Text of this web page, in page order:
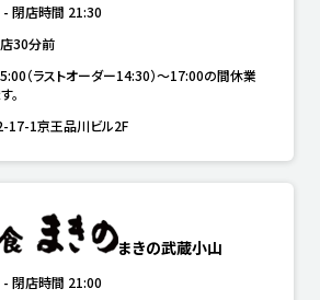
- 閉店時間 21:30
30分前
（ラストオーダー14:30）～17:00の間休業
。
17-1京王品川ビル2F
まきの武蔵小山
- 閉店時間 21:00